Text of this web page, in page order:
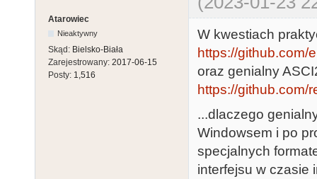
Atarowiec
Nieaktywny
Skąd: Bielsko-Biała
Zarejestrowany: 2017-06-15
Posty: 1,516
W kwestiach
https://github.com/
oraz genialny
https://github.com/
...dlaczego
Windowsem i po
specjalnych
interfejsu w czasie